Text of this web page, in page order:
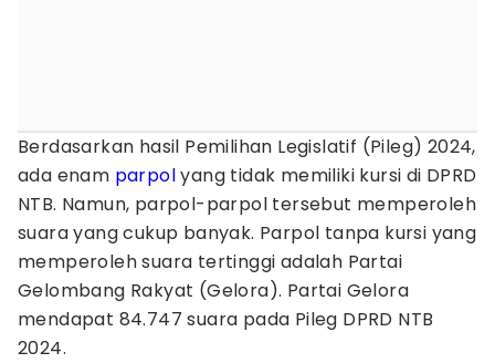
Berdasarkan hasil Pemilihan Legislatif (Pileg) 2024,
ada enam parpolyang tidak memiliki kursi di DPRD
NTB. Namun, parpol-parpol tersebut memperoleh
suara yang cukup banyak. Parpol tanpa kursi yang
memperoleh suara tertinggi adalah Partai
Gelombang Rakyat (Gelora). Partai Gelora
mendapat 84.747 suara pada Pileg DPRD NTB
2024.